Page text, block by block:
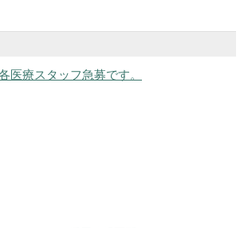
医療スタッフ急募です。